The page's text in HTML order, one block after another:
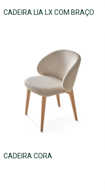
CADEIRA LIA LX COM BRAÇO
CADEIRA CORA